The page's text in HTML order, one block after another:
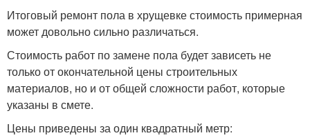
Итоговый ремонт пола в хрущевке стоимость примерная
может довольно сильно различаться.
Стоимость работ по замене пола будет зависеть не
только от окончательной цены строительных
материалов, но и от общей сложности работ, которые
указаны в смете.
Цены приведены за один квадратный метр: